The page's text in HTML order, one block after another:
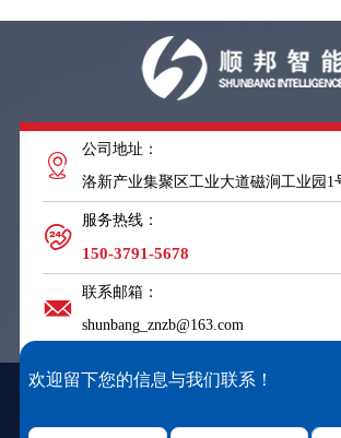
公司地址：
洛新产业集聚区工业大道磁涧工业园1
服务热线：
150-3791-5678
联系邮箱：
shunbang_znzb@163.com
欢迎留下您的信息与我们联系！